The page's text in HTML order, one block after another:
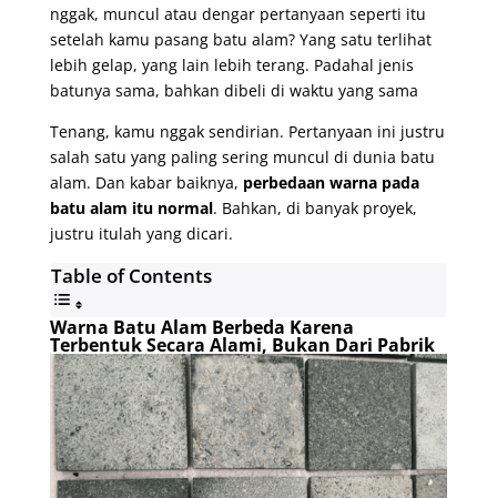
nggak, muncul atau dengar pertanyaan seperti itu
setelah kamu pasang batu alam? Yang satu terlihat
lebih gelap, yang lain lebih terang. Padahal jenis
batunya sama, bahkan dibeli di waktu yang sama
Tenang, kamu nggak sendirian. Pertanyaan ini justru
salah satu yang paling sering muncul di dunia batu
alam. Dan kabar baiknya, perbedaan warna pada
batu alam itu normal. Bahkan, di banyak proyek,
justru itulah yang dicari.
Table of Contents
Warna Batu Alam Berbeda Karena
Terbentuk Secara Alami, Bukan Dari Pabrik